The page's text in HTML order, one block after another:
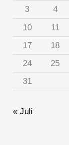
3
4
10
11
17
18
24
25
31
« Juli